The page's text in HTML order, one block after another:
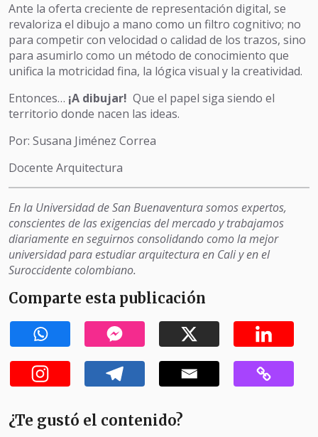
Ante la oferta creciente de representación digital, se
revaloriza el dibujo a mano como un filtro cognitivo; no
para competir con velocidad o calidad de los trazos, sino
para asumirlo como un método de conocimiento que
unifica la motricidad fina, la lógica visual y la creatividad.
Entonces… ¡A dibujar! Que el papel siga siendo el
territorio donde nacen las ideas.
Por: Susana Jiménez Correa
Docente Arquitectura
En la Universidad de San Buenaventura somos expertos,
conscientes de las exigencias del mercado y trabajamos
diariamente en seguirnos consolidando como la mejor
universidad para estudiar arquitectura en Cali y en el
Suroccidente colombiano.
Comparte esta publicación
¿Te gustó el contenido?